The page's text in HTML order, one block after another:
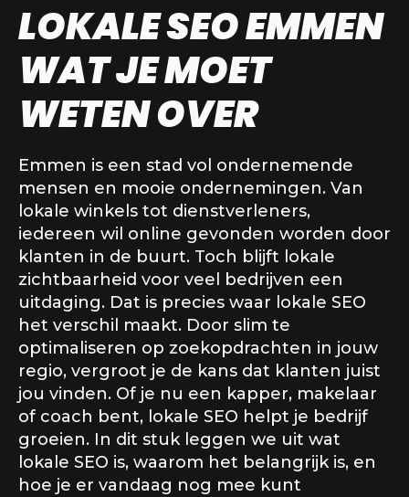
LOKALE SEO EMMEN
WAT JE MOET
WETEN OVER
Emmen is een stad vol ondernemende
mensen en mooie ondernemingen. Van
lokale winkels tot dienstverleners,
iedereen wil online gevonden worden door
klanten in de buurt. Toch blijft lokale
zichtbaarheid voor veel bedrijven een
uitdaging. Dat is precies waar lokale SEO
het verschil maakt. Door slim te
optimaliseren op zoekopdrachten in jouw
regio, vergroot je de kans dat klanten juist
jou vinden. Of je nu een kapper, makelaar
of coach bent, lokale SEO helpt je bedrijf
groeien. In dit stuk leggen we uit wat
lokale SEO is, waarom het belangrijk is, en
hoe je er vandaag nog mee kunt